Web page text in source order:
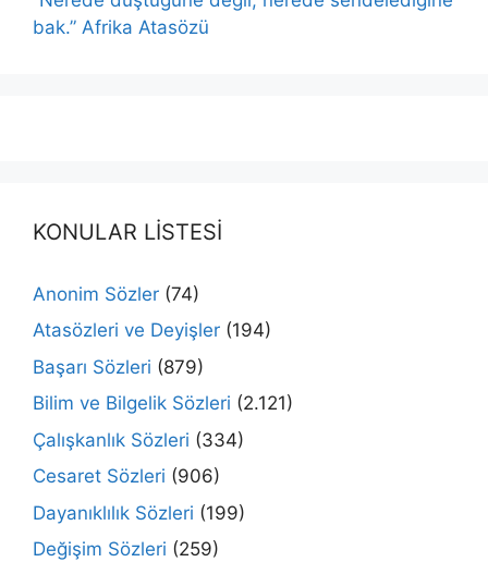
bak.” Afrika Atasözü
KONULAR LİSTESİ
Anonim Sözler (74)
Atasözleri ve Deyişler (194)
Başarı Sözleri (879)
Bilim ve Bilgelik Sözleri (2.121)
Çalışkanlık Sözleri (334)
Cesaret Sözleri (906)
Dayanıklılık Sözleri (199)
Değişim Sözleri (259)